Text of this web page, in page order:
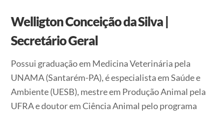
Welligton Conceição da Silva |
Secretário Geral
Possui graduação em Medicina Veterinária pela
UNAMA (Santarém-PA), é especialista em Saúde e
Ambiente (UESB), mestre em Produção Animal pela
UFRA e doutor em Ciência Animal pelo programa